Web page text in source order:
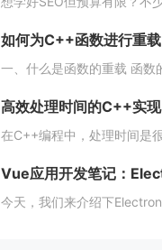
如何为C++函数进行重载
高效处理时间的C++实现